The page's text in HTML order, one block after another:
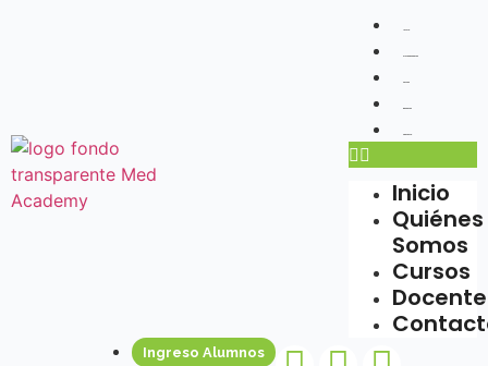
Inicio
Quiénes
Somos
Cursos
Ingreso Alumnos